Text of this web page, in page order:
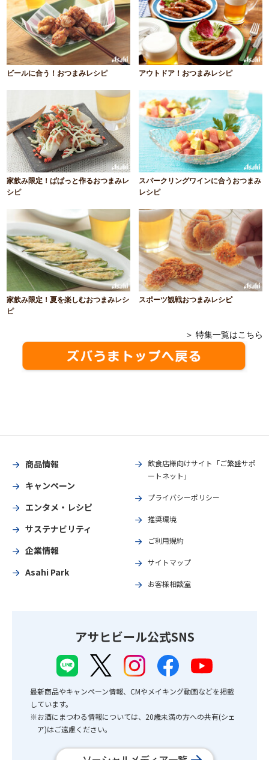
ビールに合う！おつまみレシピ アウトドア！おつまみレシピ
家飲み限定！ぱぱっと作るおつまみレ
シピ
スパークリングワインに合うおつまみ
レシピ
家飲み限定！夏を楽しむおつまみレシ
ピ
スポーツ観戦おつまみレシピ
＞ 特集一覧はこちら
商品情報
キャンペーン
エンタメ・レシピ
サステナビリティ
企業情報
Asahi Park
飲食店様向けサイト「ご繁盛サポ
ートネット」
プライバシーポリシー
推奨環境
ご利用規約
サイトマップ
お客様相談室
アサヒビール公式SNS
最新商品やキャンペーン情報、CMやメイキング動画などを掲載
しています。
※お酒にまつわる情報については、20歳未満の方への共有(シェ
ア)はご遠慮ください。